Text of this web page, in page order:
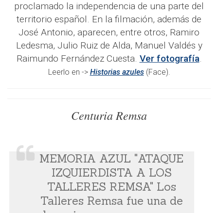
proclamado la independencia de una parte del
territorio español. En la filmación, además de
José Antonio, aparecen, entre otros, Ramiro
Ledesma, Julio Ruiz de Alda, Manuel Valdés y
Raimundo Fernández Cuesta. Ver fotografía.
Leerlo en -> Historias azules(Face).
Centuria Remsa
MEMORIA AZUL "ATAQUE
IZQUIERDISTA A LOS
TALLERES REMSA" Los
Talleres Remsa fue una de